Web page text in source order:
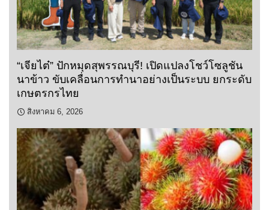
“เจียไต๋” ปักหมุดสุพรรณบุรี! เปิดแปลงโชว์โซลูชัน
นาข้าว ขับเคลื่อนการทำนาอย่างเป็นระบบ ยกระดับ
เกษตรกรไทย
สิงหาคม 6, 2026